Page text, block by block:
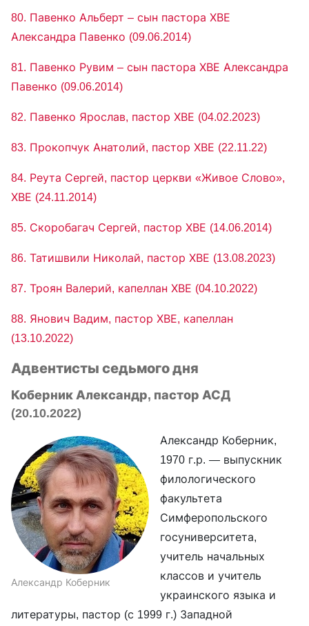
80. Павенко Альберт – сын пастора ХВЕ
Александра Павенко (09.06.2014)
81. Павенко Рувим – сын пастора ХВЕ Александра
Павенко (09.06.2014)
82. Павенко Ярослав, пастор ХВЕ (04.02.2023)
83. Прокопчук Анатолий, пастор ХВЕ (22.11.22)
84. Реута Сергей, пастор церкви «Живое Слово»,
ХВЕ (24.11.2014)
85. Скоробагач Сергей, пастор ХВЕ (14.06.2014)
86. Татишвили Николай, пастор ХВЕ (13.08.2023)
87. Троян Валерий, капеллан ХВЕ (04.10.2022)
88. Янович Вадим, пастор ХВЕ, капеллан
(13.10.2022)
Адвентисты седьмого дня
Коберник Александр, пастор АСД
(20.10.2022)
Александр Коберник
Александр Коберник,
1970 г.р. — выпускник
филологического
факультета
Симферопольского
госуниверситета,
учитель начальных
классов и учитель
украинского языка и
литературы, пастор (с 1999 г.) Западной